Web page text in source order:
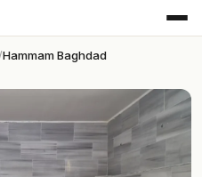
Hammam Baghdad